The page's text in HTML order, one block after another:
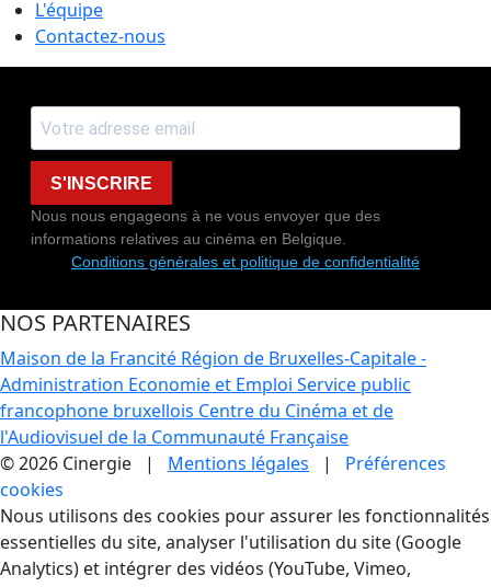
L'équipe
Contactez-nous
S'INSCRIRE
Nous nous engageons à ne vous envoyer que des
informations relatives au cinéma en Belgique.
Conditions générales et politique de confidentialité
NOS PARTENAIRES
Maison de la Francité Région de Bruxelles-Capitale -
Administration Economie et Emploi Service public
francophone bruxellois Centre du Cinéma et de
l'Audiovisuel de la Communauté Française
© 2026 Cinergie | Mentions légales | Préférences
cookies
Gestion des Cookies
Nous utilisons des cookies pour assurer les fonctionnalités
essentielles du site, analyser l'utilisation du site (Google
Analytics) et intégrer des vidéos (YouTube, Vimeo,